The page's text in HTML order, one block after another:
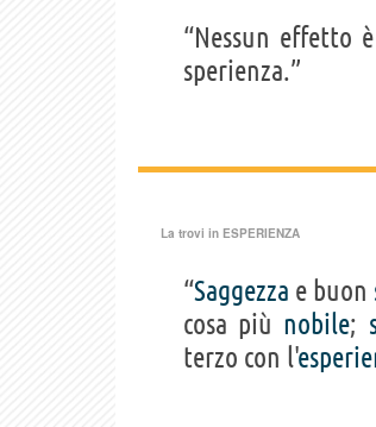
“Nessun effetto
sperienza.”
La trovi in ESPERIENZA
“Saggezza e buon
cosa più nobile;
terzo con l'